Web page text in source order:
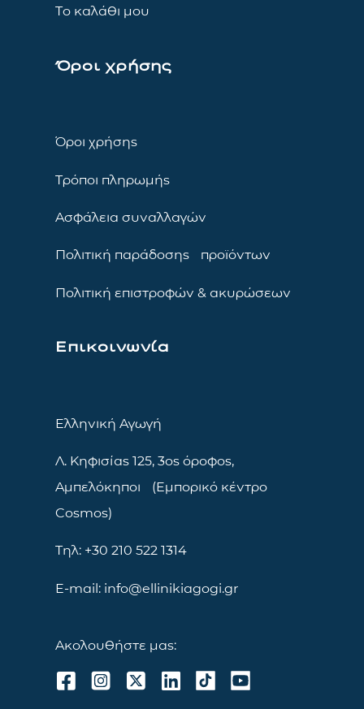
Το καλάθι μου
Όροι χρήσης
Όροι χρήσης
Τρόποι πληρωμής
Ασφάλεια συναλλαγών
Πολιτική παράδοσης προϊόντων
Πολιτική επιστροφών & ακυρώσεων
Επικοινωνία
Ελληνική Αγωγή
Λ. Κηφισίας 125, 3ος όροφος,
Αμπελόκηποι (Εμπορικό κέντρο
Cosmos)
Τηλ: +30 210 522 1314
E-mail: info@ellinikiagogi.gr
Ακολουθήστε μας: